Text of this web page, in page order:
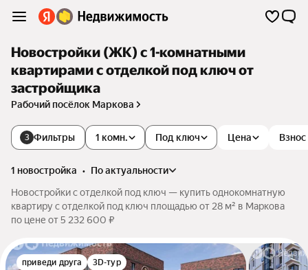
Новостройки (ЖК) с 1-комнатными
квартирами с отделкой под ключ от
застройщика
Рабочий посёлок Маркова
3 Фильтры Цена
1 комн. Под ключ
1 новостройка •
по актуальности
Новостройки с отделкой под ключ — купить однокомнатную
квартиру с отделкой под ключ площадью от 28 м² в Маркова
по цене от 5 232 600 ₽
приведи друга 3D-тур